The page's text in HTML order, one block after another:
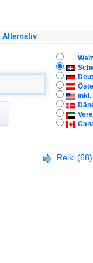
Alternativ
inkl.
Reiki (68)